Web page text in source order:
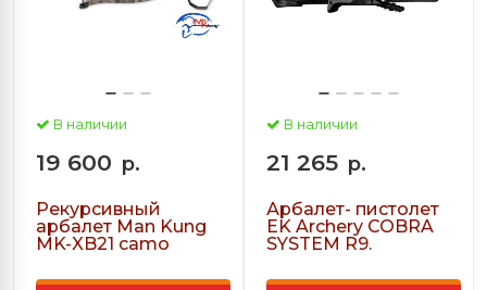
В наличии
19 600 р.
Рекурсивный
арбалет Man Kung
MK-XB21 camo
В наличии
21 265 р.
Арбалет- пистолет
EK Archery COBRA
SYSTEM R9.